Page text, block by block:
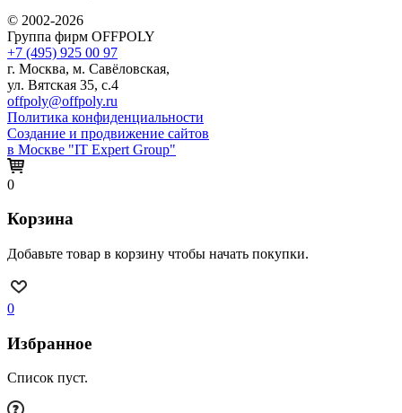
© 2002-2026
Группа фирм OFFPOLY
+7 (495) 925 00 97
г. Москва, м. Савёловская,
ул. Вятская 35, с.4
offpoly@offpoly.ru
Политика конфиденциальности
Создание и продвижение сайтов
в Москве "IT Expert Group"
0
Корзина
Добавьте товар в корзину чтобы начать покупки.
0
Избранное
Список пуст.